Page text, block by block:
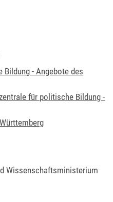
- Angebote des
für politische Bildung -
Wissenschaftsministerium